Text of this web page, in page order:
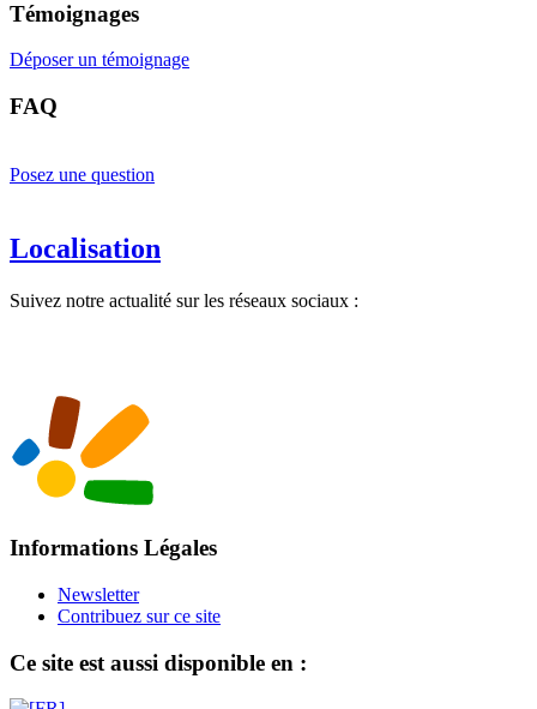
Témoignages
Déposer un témoignage
FAQ
Posez une question
Localisation
Suivez notre actualité sur les réseaux sociaux :
Informations Légales
Newsletter
Contribuez sur ce site
Ce site est aussi disponible en :